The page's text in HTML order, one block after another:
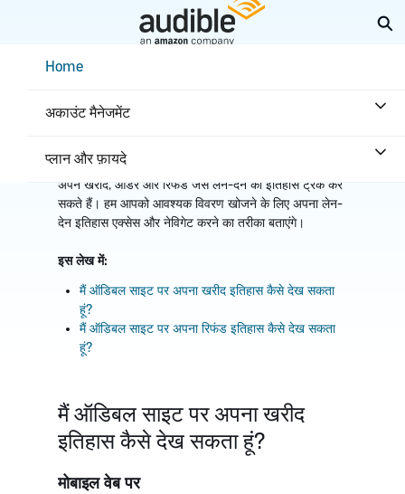
ContentHome
अकाउंट मैनेजमेंट
प्लान और फ़ायदे
होम
अपना लेन-देन इतिहास देखें
ऑडिबल साइट पर मोबाइल या फुल साइट के माध्यम से आसानी से
अपने खरीद, ऑर्डर और रिफंड जैसे लेन-देन का इतिहास ट्रैक कर
सकते हैं। हम आपको आवश्यक विवरण खोजने के लिए अपना लेन-
देन इतिहास एक्सेस और नेविगेट करने का तरीका बताएंगे।
इस लेख में:
मैं ऑडिबल साइट पर अपना खरीद इतिहास कैसे देख सकता
हूं?
मैं ऑडिबल साइट पर अपना रिफंड इतिहास कैसे देख सकता
हूं?
मैं ऑडिबल साइट पर अपना खरीद
इतिहास कैसे देख सकता हूं?
मोबाइल वेब पर